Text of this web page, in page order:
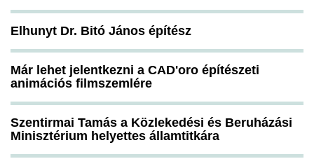
Elhunyt Dr. Bitó János építész
Már lehet jelentkezni a CAD'oro építészeti
animációs filmszemlére
Szentirmai Tamás a Közlekedési és Beruházási
Minisztérium helyettes államtitkára